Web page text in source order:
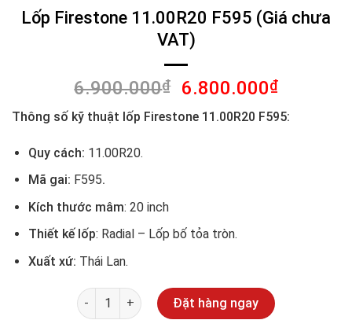
Lốp Firestone 11.00R20 F595 (Giá chưa
VAT)
6.900.000₫
Giá
gốc
là:
6.800.000₫Giá
hiện
tại
Thông số kỹ thuật lốp Firestone 11.00R20 F595:
Quy cách: 11.00R20.
Mã gai: F595.
Kích thước mâm: 20 inch
Thiết kế lốp: Radial – Lốp bố tỏa tròn.
Xuất xứ: Thái Lan.
Số lượng Đặt hàng ngay